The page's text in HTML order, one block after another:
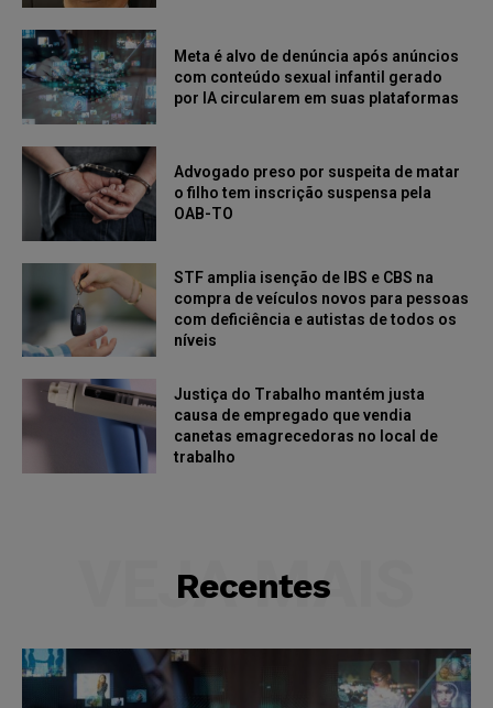
Meta é alvo de denúncia após anúncios
com conteúdo sexual infantil gerado
por IA circularem em suas plataformas
Advogado preso por suspeita de matar
o filho tem inscrição suspensa pela
OAB-TO
STF amplia isenção de IBS e CBS na
compra de veículos novos para pessoas
com deficiência e autistas de todos os
níveis
Justiça do Trabalho mantém justa
causa de empregado que vendia
canetas emagrecedoras no local de
trabalho
Recentes
VEJA MAIS